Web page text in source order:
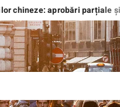
aprobări parțiale și